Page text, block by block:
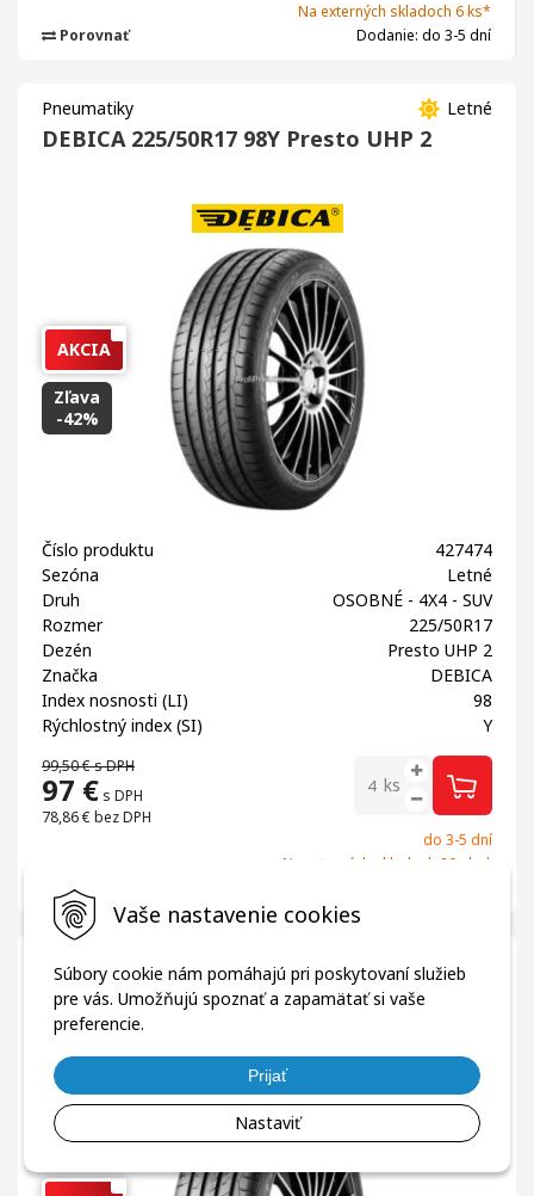
Vaše nastavenie cookies
Súbory cookie nám pomáhajú pri poskytovaní služieb
pre vás. Umožňujú spoznať a zapamätať si vaše
preferencie.
Prijať
Nastaviť
Na externých skladoch 6 ks*
Dodanie: do 3-5 dní
Porovnať
Letné
Pneumatiky
DEBICA 225/50R17 98Y Presto UHP 2
AKCIA
Zľava
-42%
Číslo produktu
427474
Sezóna
Letné
Druh
OSOBNÉ - 4X4 - SUV
Rozmer
225/50R17
Dezén
Presto UHP 2
Značka
DEBICA
Index nosnosti (LI)
98
Rýchlostný index (SI)
Y
99,50 €s DPH
97 € s DPH
78,86 € bez DPH
ks
do 3-5 dní
Na externých skladoch 20+ ks*
Porovnať
DEBICA 225/55R17 101Y Presto UHP 2